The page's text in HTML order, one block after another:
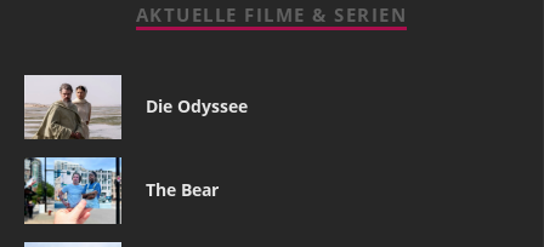
AKTUELLE FILME & SERIEN
Die Odyssee
The Bear